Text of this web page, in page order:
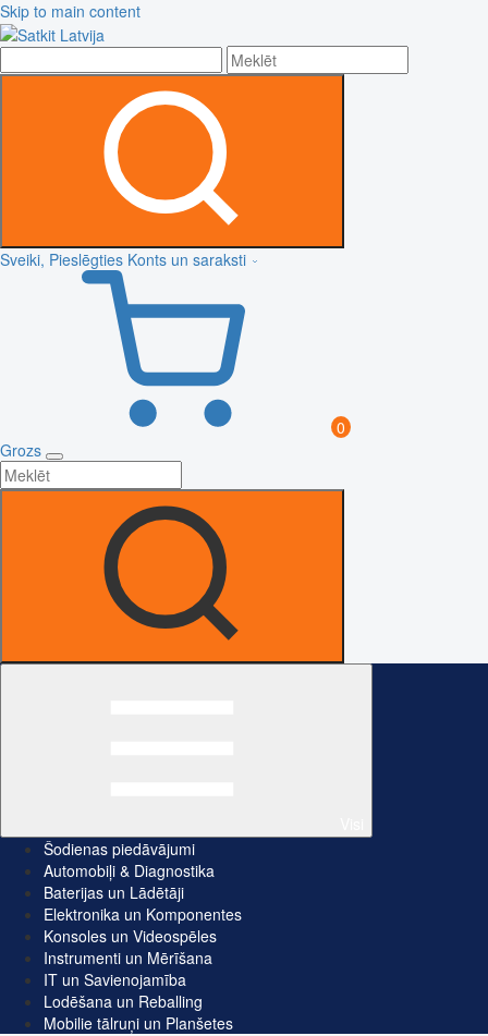
Skip to main content
Sveiki, Pieslēgties Konts un saraksti
0
Grozs
Šodienas piedāvājumi
Automobiļi & Diagnostika
Baterijas un Lādētāji
Elektronika un Komponentes
Konsoles un Videospēles
Instrumenti un Mērīšana
IT un Savienojamība
Lodēšana un Reballing
Mobilie tālruņi un Planšetes